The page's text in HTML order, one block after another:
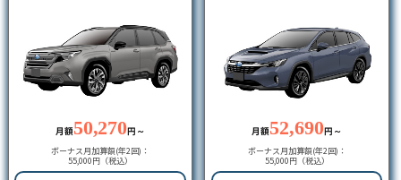
月額 50,270 円～
ボーナス月加算額(年2回)：
55,000円（税込）
月額 52,690 円～
ボーナス月加算額(年2回)：
55,000円（税込）